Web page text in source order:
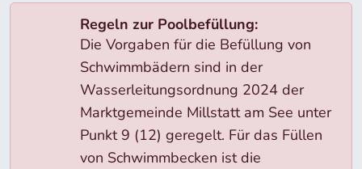
Regeln zur Poolbefüllung:
Die Vorgaben für die Befüllung von
Schwimmbädern sind in der
Wasserleitungsordnung 2024 der
Marktgemeinde Millstatt am See unter
Punkt 9 (12) geregelt. Für das Füllen
von Schwimmbecken ist die